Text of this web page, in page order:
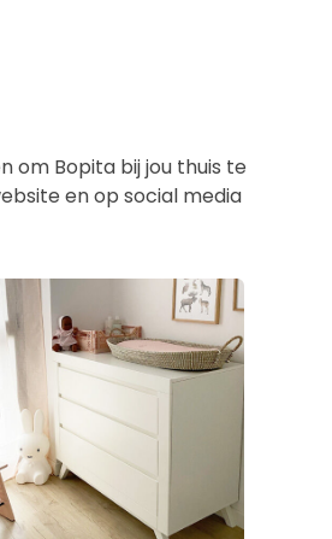
om Bopita bij jou thuis te
en op social media